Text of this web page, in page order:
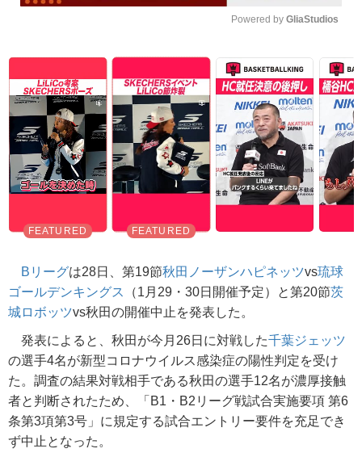
Powered by GliaStudios
Bリーグは28日、第19節秋田ノーザンハピネッツvs琉球
ゴールデンキングス
（1月29・30日開催予定）と第20節茨
城ロボッツvs秋田の開催中止を発表した。
発表によると、秋田が今月26日に対戦した千葉ジェッツ
の選手4名が新型コロナウイルス感染症の陽性判定を受け
た。調査の結果対戦相手である秋田の選手12名が濃厚接触
者と判断されたため、「B1・B2リーグ戦試合実施要項 第6
条第3項第3号」に規定する試合エントリー要件を充足でき
ず中止となった。